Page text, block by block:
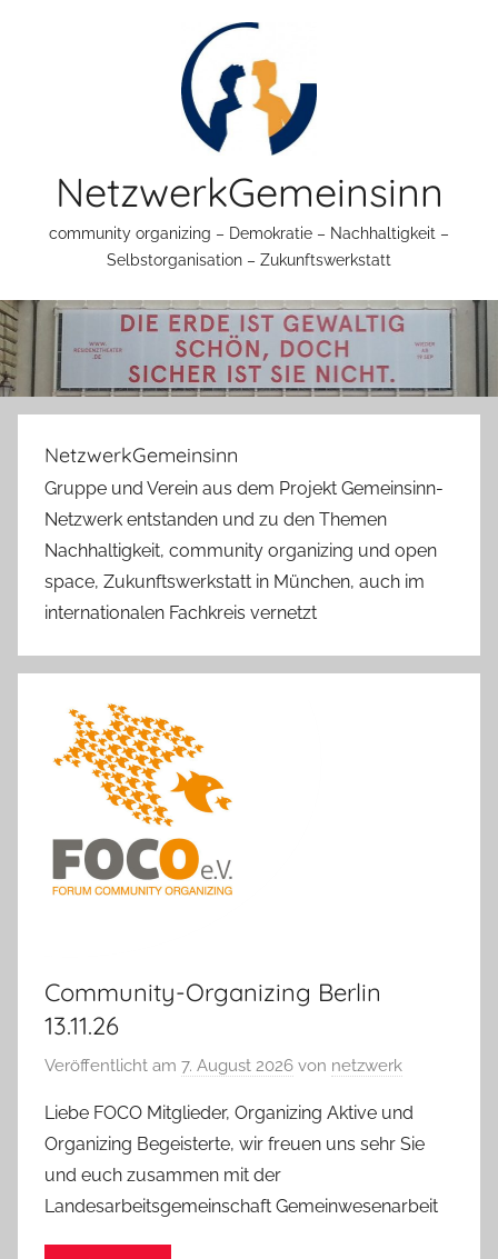
NetzwerkGemeinsinn
community organizing – Demokratie – Nachhaltigkeit –
Selbstorganisation – Zukunftswerkstatt
NetzwerkGemeinsinn
Gruppe und Verein aus dem Projekt Gemeinsinn-
Netzwerk entstanden und zu den Themen
Nachhaltigkeit, community organizing und open
space, Zukunftswerkstatt in München, auch im
internationalen Fachkreis vernetzt
Community-Organizing Berlin
13.11.26
Veröffentlicht am 7. August 2026 von netzwerk
Liebe FOCO Mitglieder, Organizing Aktive und
Organizing Begeisterte, wir freuen uns sehr Sie
und euch zusammen mit der
Landesarbeitsgemeinschaft Gemeinwesenarbeit